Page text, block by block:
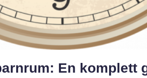
En komplett